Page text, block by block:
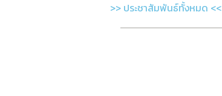
>> ประชาสัมพันธ์ทั้งหมด <<